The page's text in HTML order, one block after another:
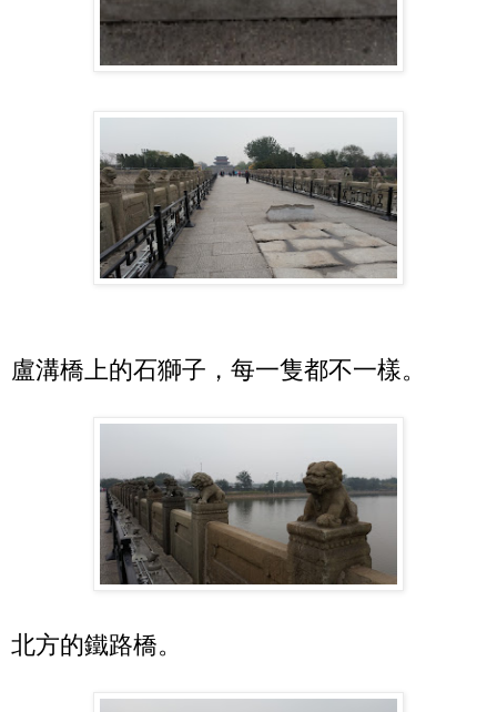
盧溝橋上的石獅子，每一隻都不一樣。
北方的鐵路橋。